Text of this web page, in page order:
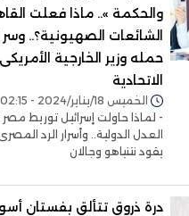
والحكمة ».. ماذا فعلت
الشائعات الصهيونية؟.. وسر
حمله وزير الخارجية
الاتحادية
الخميس 18/يناير/2024 - 02:15 ص
- لماذا حاولت إسرائيل توريط
العدل الدولية.. وأسرار الرد
يقود نتنياهو وجالان
درة ذروق تتألق بفستان